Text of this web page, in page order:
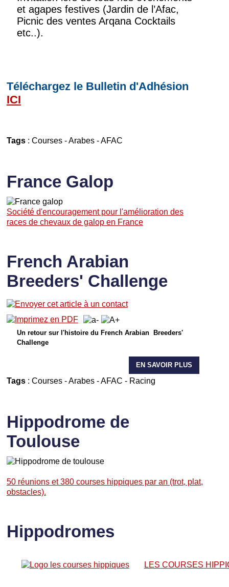
et agapes festives (Jardin de l’Afac,
Picnic des ventes Arqana Cocktails
etc..).
Téléchargez le Bulletin d'Adhésion
ICI
Tags: Courses-Arabes-AFAC
France Galop
Société d'encouragement pour l'amélioration des
races de chevaux de galop en France
French Arabian
Breeders' Challenge
Un retour sur l'histoire du French Arabian Breeders'
Challenge
EN SAVOIR PLUS
Tags: Courses-Arabes-AFAC - Racing
Hippodrome de
Toulouse
50 réunions et 380 courses hippiques par an (trot, plat,
obstacles).
Hippodromes
LES COURSES